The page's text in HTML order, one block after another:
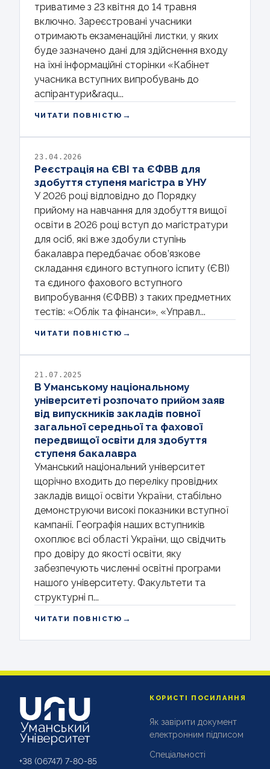
триватиме з 23 квітня до 14 травня
включно. Зареєстровані учасники
отримають екзаменаційні листки, у яких
буде зазначено дані для здійснення входу
на їхні інформаційні сторінки «Кабінет
учасника вступних випробувань до
аспірантури&raqu...
ЧИТАТИ ПОВНІСТЮ →
23.04.2026
Реєстрація на ЄВІ та ЄФВВ для
здобуття ступеня магістра в УНУ
У 2026 році відповідно до Порядку
прийому на навчання для здобуття вищої
освіти в 2026 році вступ до магістратури
для осіб, які вже здобули ступінь
бакалавра передбачає обов’язкове
складання єдиного вступного іспиту (ЄВІ)
та єдиного фахового вступного
випробування (ЄФВВ) з таких предметних
тестів: «Облік та фінанси», «Управл...
ЧИТАТИ ПОВНІСТЮ →
21.07.2025
В Уманському національному
університеті розпочато прийом заяв
від випускників закладів повної
загальної середньої та фахової
передвищої освіти для здобуття
ступеня бакалавра
Уманський національний університет
щорічно входить до переліку провідних
закладів вищої освіти України, стабільно
демонструючи високі показники вступної
кампанії. Географія наших вступників
охоплює всі області України, що свідчить
про довіру до якості освіти, яку
забезпечують численні освітні програми
нашого університету. Факультети та
структурні п...
ЧИТАТИ ПОВНІСТЮ →
+38 (06747) 7-80-85
КОРИСТІ ПОСИЛАННЯ
Як завірити документ
електронним підписом
Спеціальності